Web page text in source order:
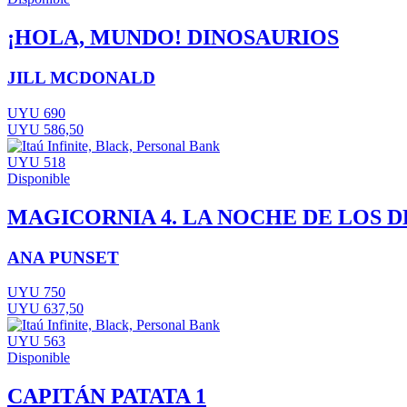
¡HOLA, MUNDO! DINOSAURIOS
JILL MCDONALD
UYU 690
UYU 586,50
UYU 518
Disponible
MAGICORNIA 4. LA NOCHE DE LOS
ANA PUNSET
UYU 750
UYU 637,50
UYU 563
Disponible
CAPITÁN PATATA 1